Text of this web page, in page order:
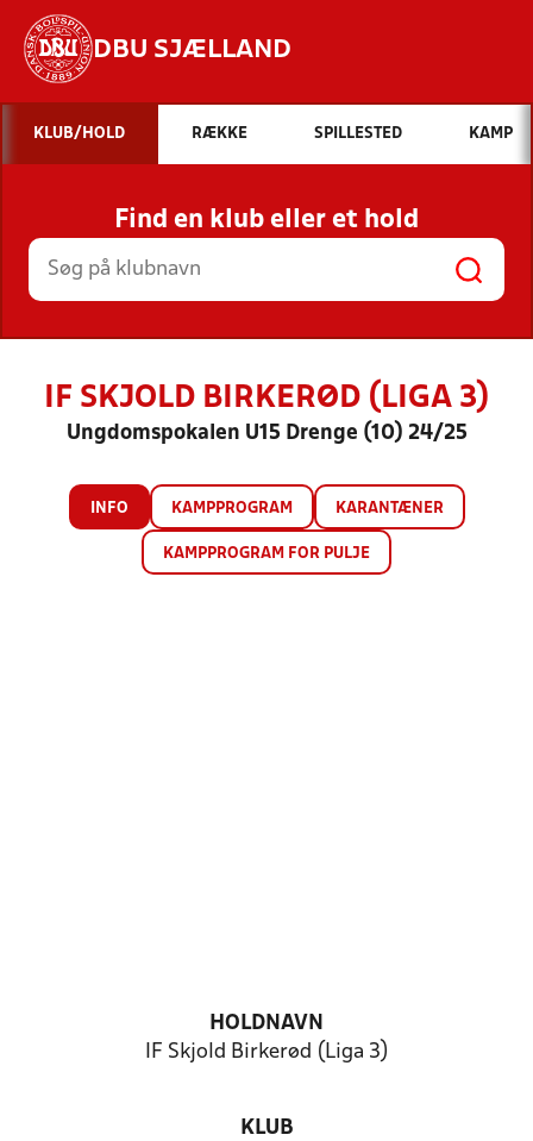
DBU SJÆLLAND
Hvad vil du søge efter?
INDHOLD OG NYHEDER
STILLINGER, RESULTATER, KLUBBER OG
HOLD
KLUB/HOLD RÆKKE SPILLESTED KAMP
Find en klub eller et hold
IF SKJOLD BIRKERØD (LIGA 3)
Ungdomspokalen U15 Drenge (10) 24/25
INFO KAMPPROGRAM KARANTÆNER
KAMPPROGRAM FOR PULJE
HOLDNAVN
IF Skjold Birkerød (Liga 3)
KLUB